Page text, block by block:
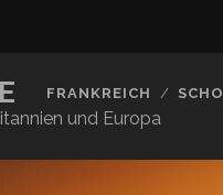
und Europa
FRANKREICH